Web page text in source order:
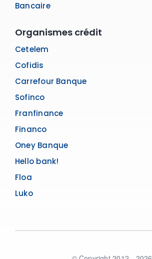
Bancaire
Organismes crédit
Cetelem
Cofidis
Carrefour Banque
Sofinco
Franfinance
Financo
Oney Banque
Hello bank!
Floa
Luko